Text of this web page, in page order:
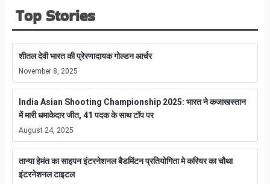
Top Stories
शीतल देवी भारत की प्रेरणादायक गोल्डन आर्चर
November 8, 2025
India Asian Shooting Championship 2025: भारत ने कजाखस्तान
में मारी धमाकेदार जीत, 41 पदक के साथ टॉप पर
August 24, 2025
तान्या हेमंत का साइपन इंटरनेशनल बैडमिंटन प्रतियोगिता मे करियर का चौथा
इंटरनेशनल टाइटल